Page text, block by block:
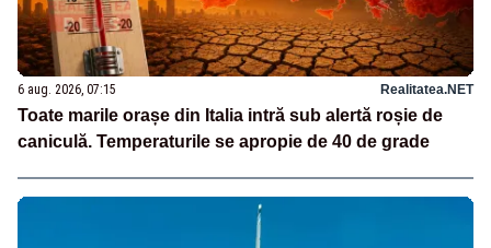
6 aug. 2026, 07:15 Realitatea.NET
Toate marile orașe din Italia intră sub alertă roșie de
caniculă. Temperaturile se apropie de 40 de grade